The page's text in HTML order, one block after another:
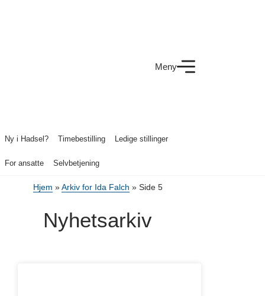
Meny
Ny i Hadsel? Timebestilling Ledige stillinger
For ansatte Selvbetjening
Hjem » Arkiv for Ida Falch » Side 5
Nyhetsarkiv